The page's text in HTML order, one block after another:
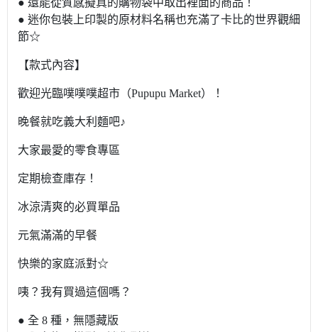
● 還能從質感擬真的購物袋中取出裡面的商品！
● 迷你包裝上印製的原材料名稱也充滿了卡比的世界觀細
節☆
【款式內容】
歡迎光臨噗噗噗超市（Pupupu Market）！
晚餐就吃義大利麵吧♪
大家最愛的零食專區
定期檢查庫存！
冰涼清爽的必買單品
元氣滿滿的早餐
快樂的家庭派對☆
咦？我有買過這個嗎？
● 全 8 種，無隱藏版